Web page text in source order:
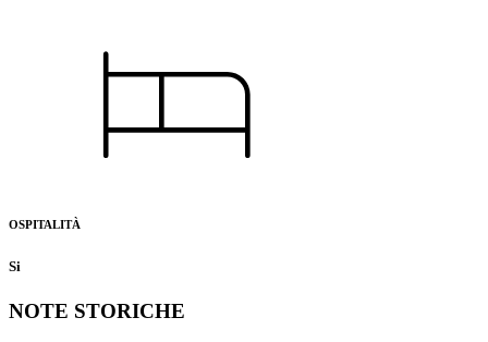
OSPITALITÀ
Si
NOTE STORICHE